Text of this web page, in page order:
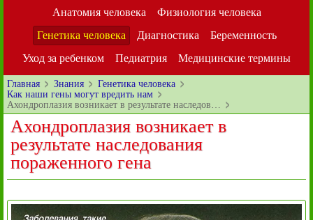
Анатомия человека
Физиология человека
Генетика человека
Диагностика
Беременность
Уход за ребенком
Педиатрия Медицинские термины
Главная Знания
Генетика человека
Как наши гены могут вредить нам
Ахондроплазия возникает в результате наследов…
Ахондроплазия возникает в
результате наследования
пораженного гена